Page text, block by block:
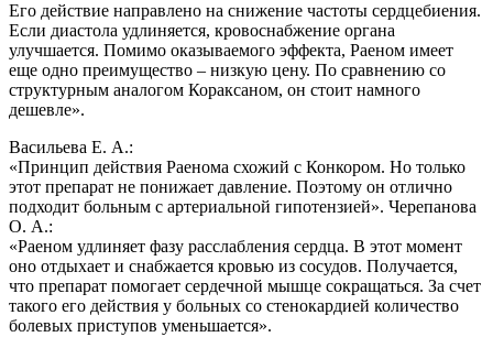
Его действие направлено на снижение частоты сердцебиения.
Если диастола удлиняется, кровоснабжение органа
улучшается. Помимо оказываемого эффекта, Раеном имеет
еще одно преимущество – низкую цену. По сравнению со
структурным аналогом Кораксаном, он стоит намного
дешевле».
Васильева Е. А.:
«Принцип действия Раенома схожий с Конкором. Но только
этот препарат не понижает давление. Поэтому он отлично
подходит больным с артериальной гипотензией». Черепанова
О. А.:
«Раеном удлиняет фазу расслабления сердца. В этот момент
оно отдыхает и снабжается кровью из сосудов. Получается,
что препарат помогает сердечной мышце сокращаться. За счет
такого его действия у больных со стенокардией количество
болевых приступов уменьшается».